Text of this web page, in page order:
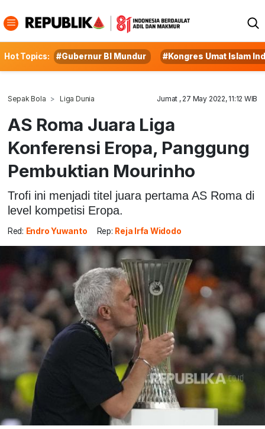
Hot Topics: #Gubernur BI Mundur #Kongres Umat Islam
Sepak Bola Liga Dunia Jumat , 27 May 2022, 11:12 WIB
AS Roma Juara Liga
Konferensi Eropa, Panggung
Pembuktian Mourinho
Trofi ini menjadi titel juara pertama AS Roma di
level kompetisi Eropa.
Red: Endro Yuwanto Rep: Reja Irfa Widodo